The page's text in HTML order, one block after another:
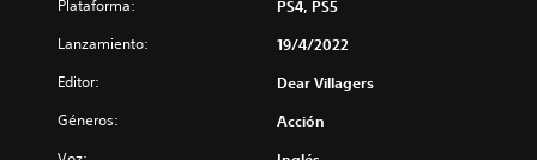
Plataforma: PS4, PS5
Lanzamiento: 19/4/2022
Editor: Dear Villagers
Géneros: Acción